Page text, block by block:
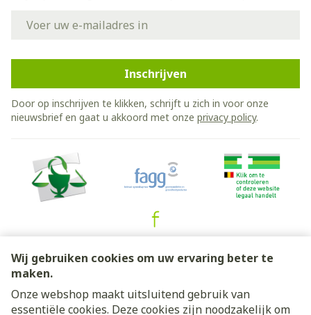
Wij gebruiken cookies om uw ervaring beter te
maken.
Onze webshop maakt uitsluitend gebruik van
essentiële cookies. Deze cookies zijn noodzakelijk om
Inschrijven
Door op inschrijven te klikken, schrijft u zich in voor onze
nieuwsbrief en gaat u akkoord met onze privacy policy.
Juridische links